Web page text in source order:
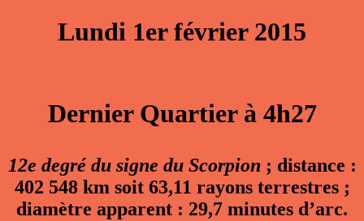
Lundi 1er février 2015
Dernier Quartier à 4h27
12e degré du signe du Scorpion ; distance :
402 548 km soit 63,11 rayons terrestres ;
diamètre apparent : 29,7 minutes d’arc.